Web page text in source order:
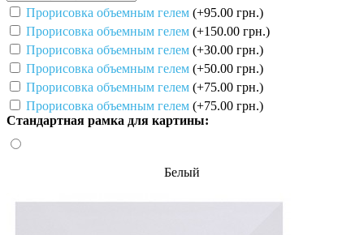
Прорисовка объемным гелем (+95.00 грн.)
Прорисовка объемным гелем (+150.00 грн.)
Прорисовка объемным гелем (+30.00 грн.)
Прорисовка объемным гелем (+50.00 грн.)
Прорисовка объемным гелем (+75.00 грн.)
Прорисовка объемным гелем (+75.00 грн.)
Стандартная рамка для картины:
Белый